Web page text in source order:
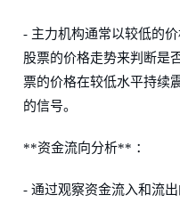
- 主力机构通常以较低的
股票的价格走势来判断是
票的价格在较低水平持续
的信号。
**资金流向分析** ：
- 通过观察资金流入和流